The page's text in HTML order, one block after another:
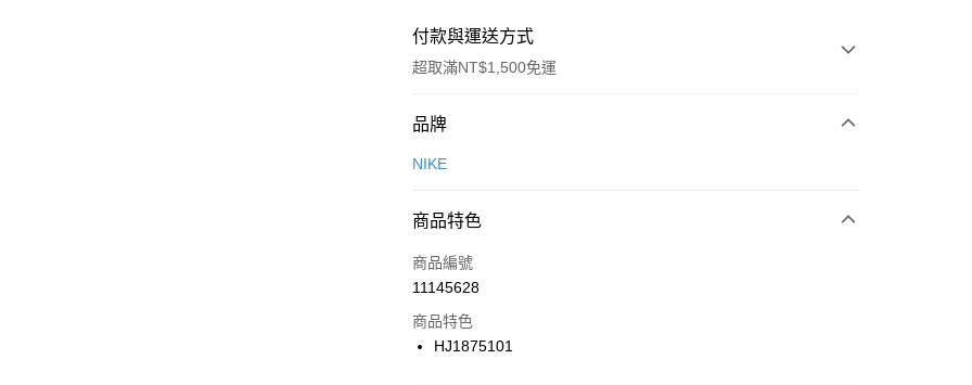
付款與運送方式
超取滿NT$1,500免運
付款方式
信用卡一次付款
合作金庫商業銀行
華南商業銀行
上海商業儲蓄銀行
國泰世華商業銀行
LINE Pay
Apple Pay
品牌
NIKE
商品特色
商品編號
11145628
商品特色
HJ1875101